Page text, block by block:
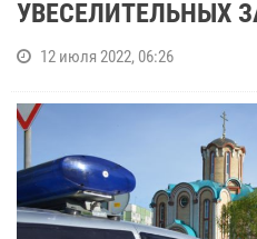
УВЕСЕЛИТЕЛЬНЫХ
12 июля 2022, 06:26